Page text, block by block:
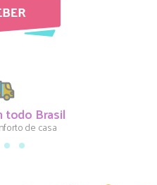
todo Brasil
de casa